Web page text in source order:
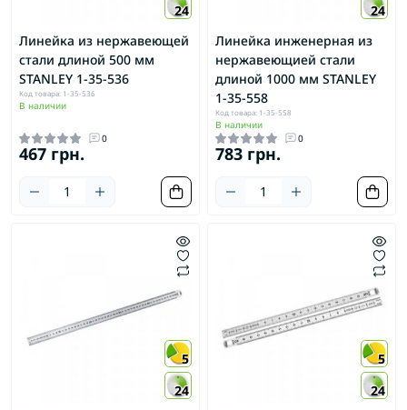
24
Линейка из нержавеющей
стали длиной 500 мм
STANLEY 1-35-536
Код товара: 1-35-536
В наличии
0
467 грн.
24
Линейка инженерная из
нержавеющией стали
длиной 1000 мм STANLEY
1-35-558
Код товара: 1-35-558
В наличии
0
783 грн.
5
24
5
24